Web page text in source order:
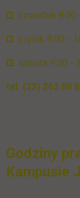
czwartek 8:00
piątek 8:00 -
sobota 9:00 -
tel. (22) 262 88
Godziny
Kampusie